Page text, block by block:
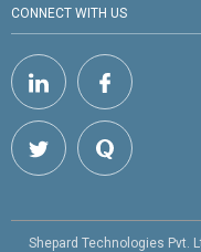
CONNECT WITH US
Shepard Technologies Pvt.